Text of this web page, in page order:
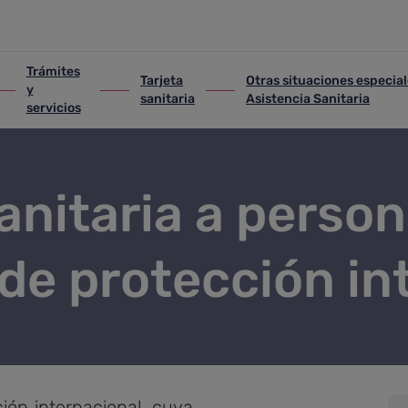
Trámites y servicios
Trámites
y
servicios
ir-a Tarjeta sanitaria
Tarjeta
sanitaria ir-a Otras situaciones
Otras situaciones
Asistencia Sanitaria
a
protección